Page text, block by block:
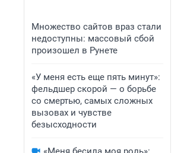
Множество сайтов враз стали
недоступны: массовый сбой
произошел в Рунете
«У меня есть еще пять минут»:
фельдшер скорой — о борьбе
со смертью, самых сложных
вызовах и чувстве
безысходности